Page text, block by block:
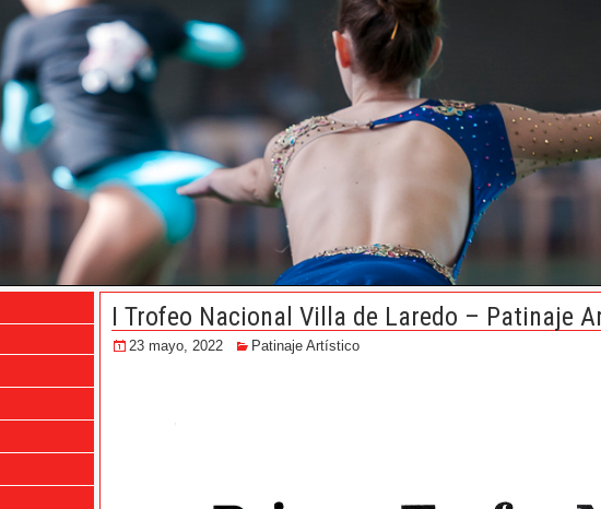
I Trofeo Nacional Villa de Laredo – Patinaje
23 mayo, 2022 Patinaje Artístico